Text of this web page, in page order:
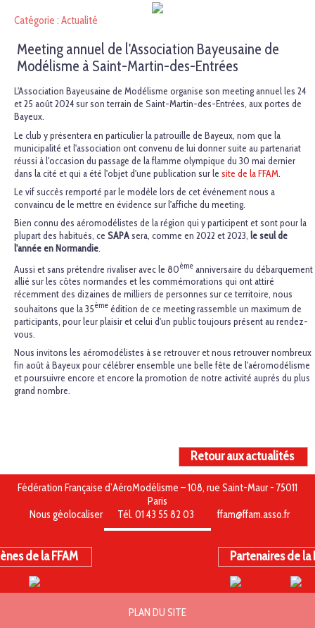
Catégorie : Actualité
Meeting annuel de l'Association Bayeusaine de
Modélisme à Saint-Martin-des-Entrées
L'Association Bayeusaine de Modélisme organise son meeting annuel les 24
et 25 août 2024 sur son terrain de Saint-Martin-des-Entrées, aux portes de
Bayeux.
Le club y présentera en particulier la patrouille de Bayeux, nom que la
municipalité et l'association ont convenu de lui donner suite au partenariat
réussi à l'occasion du passage de la flamme olympique du 30 mai dernier
dans la cité et qui a été l'objet d'une publication sur le site de la FFAM
Le vif succès remporté par le modèle lors de cet événement nous a
convaincu de le mettre en évidence sur l'affiche du meeting.
Bien connu des aéromodélistes de la région qui y participent et sont pour la
plupart des habitués, ce SAPAsera, comme en 2022 et 2023, le seul de
l'année en Normandie.
Aussi et sans prétendre rivaliser avec le 80ème anniversaire du débarquement
allié sur les côtes normandes et les commémorations qui ont attiré
récemment des dizaines de milliers de personnes sur ce territoire, nous
souhaitons que la 35ème édition de ce meeting rassemble un maximum de
participants, pour leur plaisir et celui d'un public toujours présent au rendez-
vous.
Nous invitons les aéromodélistes à se retrouver et nous retrouver nombreux
fin août à Bayeux pour célébrer ensemble une belle fête de l'aéromodélisme
et poursuivre encore et encore la promotion de notre activité auprès du plus
grand nombre.
Retour aux actualités
Fédération Française d’AéroModélisme – 108, rue Saint-Maur - 75011
Paris
Nous géolocaliser
Tél. 01 43 55 82 03 ffam@ffam.asso.fr
de la FFAM Partenaires de la
PLAN DU SITE